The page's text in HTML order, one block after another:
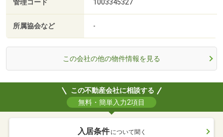
管理コード 1003345327
所属協会など -
この会社の他の物件情報を見る
この不動産会社に相談する
無料・簡単入力2項目
入居条件 について聞く